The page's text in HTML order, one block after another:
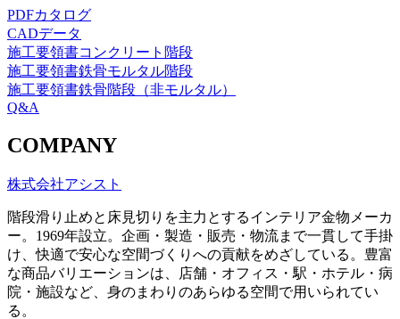
PDFカタログ
CADデータ
施工要領書コンクリート階段
施工要領書鉄骨モルタル階段
施工要領書鉄骨階段（非モルタル）
Q&A
COMPANY
株式会社アシスト
階段滑り止めと床見切りを主力とするインテリア金物メーカ
ー。1969年設立。企画・製造・販売・物流まで一貫して手掛
け、快適で安心な空間づくりへの貢献をめざしている。豊富
な商品バリエーションは、店舗・オフィス・駅・ホテル・病
院・施設など、身のまわりのあらゆる空間で用いられてい
る。